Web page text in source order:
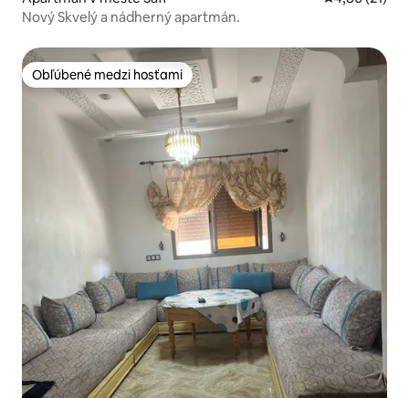
Nový Skvelý a nádherný apartmán.
Obľúbené medzi hosťami
Obľúbené medzi hosťami